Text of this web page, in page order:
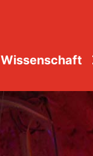
Wissenschaft